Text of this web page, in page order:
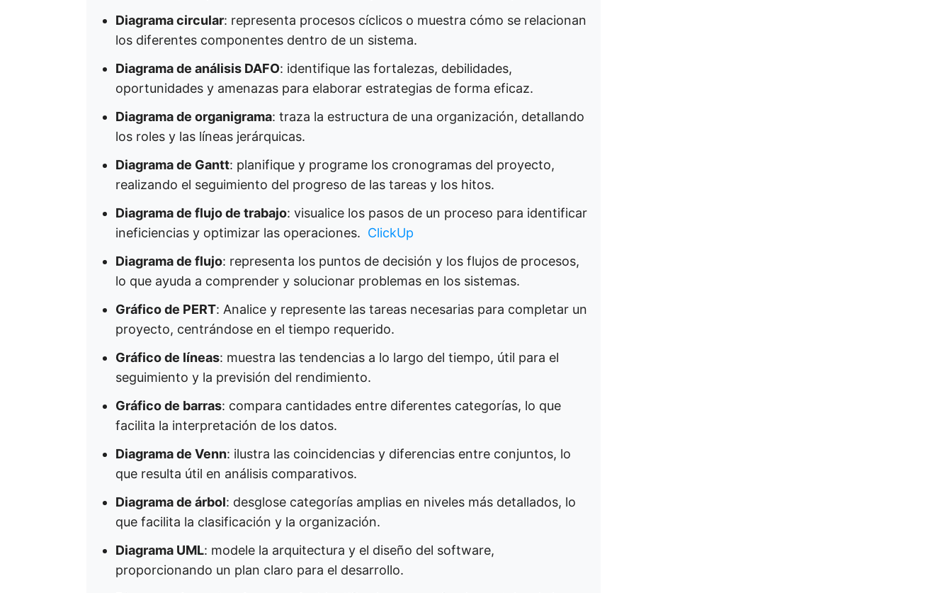
Diagrama circular: representa procesos cíclicos o muestra cómo se relacionan
los diferentes componentes dentro de un sistema. ​
Diagrama de análisis DAFO: identifique las fortalezas, debilidades,
oportunidades y amenazas para elaborar estrategias de forma eficaz. ​
Diagrama de organigrama: traza la estructura de una organización, detallando
los roles y las líneas jerárquicas. ​
Diagrama de Gantt: planifique y programe los cronogramas del proyecto,
realizando el seguimiento del progreso de las tareas y los hitos. ​
Diagrama de flujo de trabajo: visualice los pasos de un proceso para identificar
ineficiencias y optimizar las operaciones. ​ ClickUp
Diagrama de flujo: representa los puntos de decisión y los flujos de procesos,
lo que ayuda a comprender y solucionar problemas en los sistemas. ​
Gráfico de PERT: Analice y represente las tareas necesarias para completar un
proyecto, centrándose en el tiempo requerido. ​
Gráfico de líneas: muestra las tendencias a lo largo del tiempo, útil para el
seguimiento y la previsión del rendimiento. ​
Gráfico de barras: compara cantidades entre diferentes categorías, lo que
facilita la interpretación de los datos. ​
Diagrama de Venn: ilustra las coincidencias y diferencias entre conjuntos, lo
que resulta útil en análisis comparativos. ​
Diagrama de árbol: desglose categorías amplias en niveles más detallados, lo
que facilita la clasificación y la organización. ​
Diagrama UML: modele la arquitectura y el diseño del software,
proporcionando un plan claro para el desarrollo. ​